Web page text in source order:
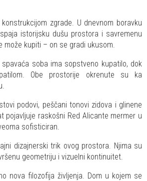
zgrade. U dnevnom boravku
istorijsku dušu prostora i savremenu
kupiti – on se gradi ukusom.
soba ima sopstveno kupatilo, dok
Obe prostorije okrenute su ka
podovi, peščani tonovi zidova i glinene
raskošni Red Alicante mermer u
sofisticiran.
dizajnerski trik ovog prostora. Njima su
geometriju i vizuelni kontinuitet.
nova filozofija življenja. Dom u kojem se